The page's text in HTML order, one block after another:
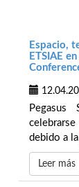
Espacio,
ETSIAE
debido a
Leer más